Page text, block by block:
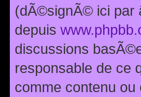
(dÃ©signÃ© ici par
depuis
discussions
responsable de ce
comme contenu